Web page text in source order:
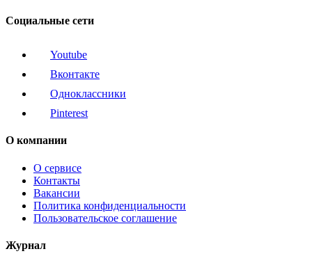
Социальные сети
Youtube
Вконтакте
Одноклассники
Pinterest
О компании
О сервисе
Контакты
Вакансии
Политика конфиденциальности
Пользовательское соглашение
Журнал